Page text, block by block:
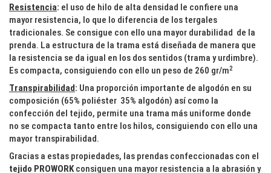
Resistencia: el uso de hilo de alta densidad le confiere una
mayor resistencia, lo que lo diferencia de los tergales
tradicionales. Se consigue con ello una mayor durabilidad de la
prenda. La estructura de la trama está diseñada de manera que
la resistencia se da igual en los dos sentidos (trama y urdimbre).
Es compacta, consiguiendo con ello un peso de 260 gr/m2
Transpirabilidad: Una proporción importante de algodón en su
composición (65% poliéster 35% algodón) así como la
confección del tejido, permite una trama más uniforme donde
no se compacta tanto entre los hilos, consiguiendo con ello una
mayor transpirabilidad.
Gracias a estas propiedades, las prendas confeccionadas con el
tejido PROWORKconsiguen una mayor resistencia a la abrasión y